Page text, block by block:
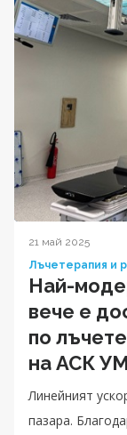
21 май 2025
Лъчетерапия и
Най-
вече е
по
на АСК
Линейният
пазара.